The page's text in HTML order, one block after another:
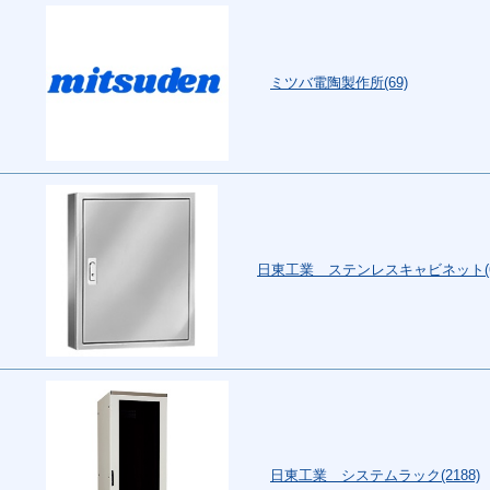
ミツバ電陶製作所(69)
日東工業 ステンレスキャビネット
日東工業 システムラック(2188)